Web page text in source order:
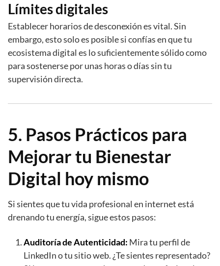
Límites digitales
Establecer horarios de desconexión es vital. Sin
embargo, esto solo es posible si confías en que tu
ecosistema digital es lo suficientemente sólido como
para sostenerse por unas horas o días sin tu
supervisión directa.
5. Pasos Prácticos para
Mejorar tu Bienestar
Digital hoy mismo
Si sientes que tu vida profesional en internet está
drenando tu energía, sigue estos pasos:
Auditoría de Autenticidad: Mira tu perfil de
LinkedIn o tu sitio web. ¿Te sientes representado?